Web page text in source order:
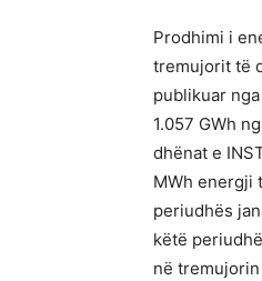
Prodhimi i
tremujorit të
publikuar
1.057 GWh
dhënat e
MWh energji
periudhës
këtë
në